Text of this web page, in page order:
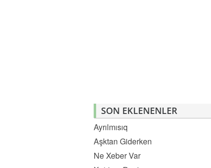
SON EKLENENLER
Ayrılmısıq
Aşktan Giderken
Ne Xeber Var